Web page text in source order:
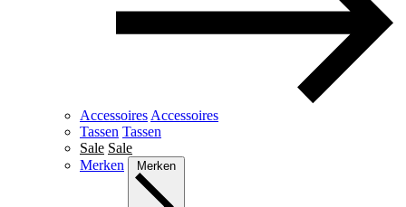
Accessoires Accessoires
Tassen Tassen
Sale Sale
Merken
Merken